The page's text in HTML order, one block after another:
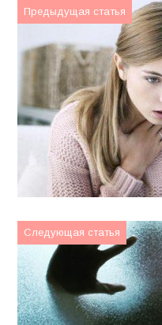
Предыдущая статья
Следующая статья